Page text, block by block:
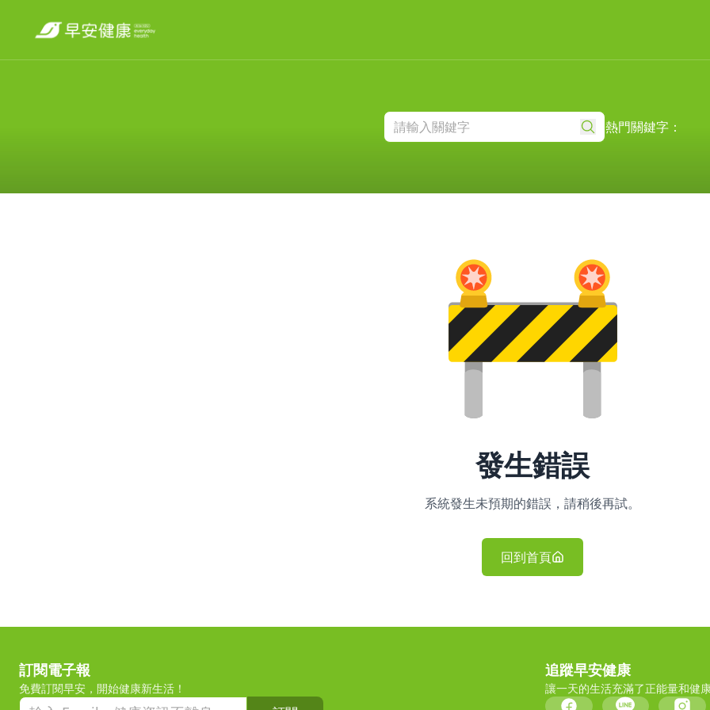
熱門關鍵字：
發生錯誤
系統發生未預期的錯誤，請稍後再試。
回到首頁
訂閱電子報
免費訂閱早安，開始健康新生活！
追蹤早安健康
讓一天的生活充滿了正能量和健